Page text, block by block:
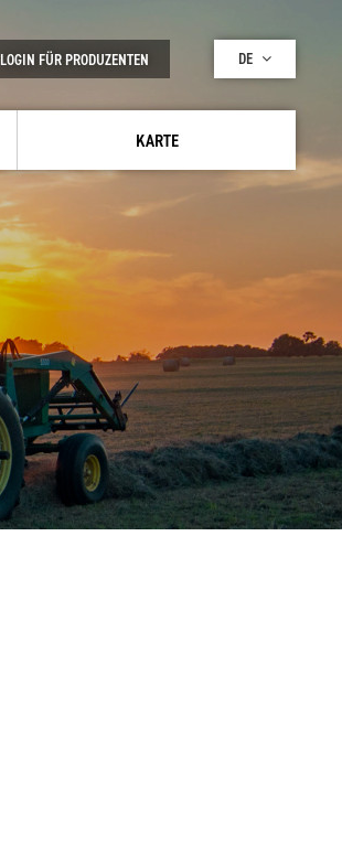
KARTE
LOGIN FÜR PRODUZENTEN DE